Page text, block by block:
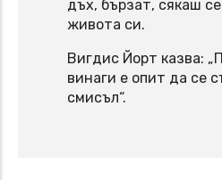
дъх, бързат, сякаш
живота си.
Вигдис Йорт казва:
винаги е опит да се
смисъл“.